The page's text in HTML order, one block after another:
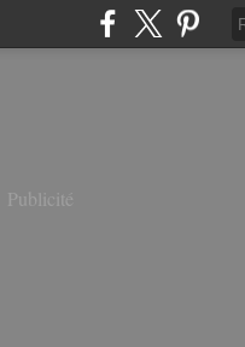
Publicité